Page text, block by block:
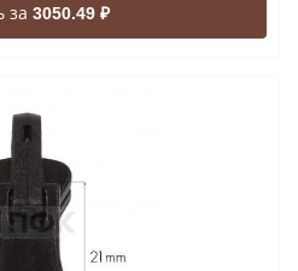
за 3050.49 ₽